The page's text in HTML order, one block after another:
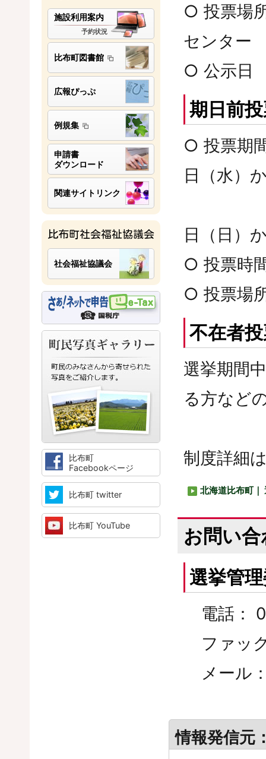
○ 投票
センター
○ 公示
期日前
○ 投票
日（水）
日（日）
○ 投票時
○ 投票
不在者
選挙期間
る方など
制度詳細
北海道比布町｜
お問い
選挙管
電話：
ファッ
メール
情報発信元
施設利用案内
予約状況
比布町図書館
広報ぴっぷ
例規集
申請書
ダウンロード
関連サイトリンク
比布町社会福祉協議会
社会福祉協議会
比布町
Facebookページ
比布町 twitter
比布町 YouTube